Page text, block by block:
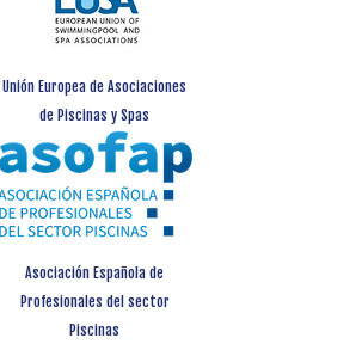
Unión Europea de Asociaciones
de Piscinas y Spas
Asociación Española de
Profesionales del sector
Piscinas